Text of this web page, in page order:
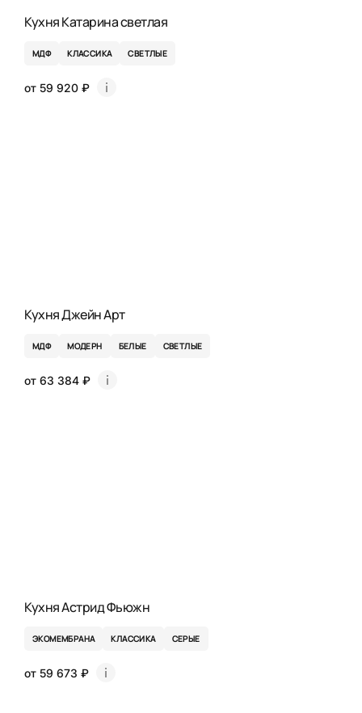
Кухня Катарина светлая
МДФ КЛАССИКА СВЕТЛЫЕ
от 59 920 ₽
Кухня Джейн Арт
МДФ МОДЕРН БЕЛЫЕ СВЕТЛЫЕ
от 63 384 ₽
Кухня Астрид Фьюжн
ЭКОМЕМБРАНА КЛАССИКА СЕРЫЕ
от 59 673 ₽